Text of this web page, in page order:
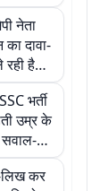
नेता
दावा-
है
लेकर
भर्ती
उम्र के
सवाल-
बहाली?
कर